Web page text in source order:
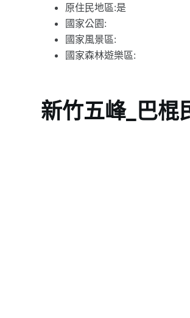
原住民地區:是
國家公園:
國家風景區:
國家森林遊樂區:
新竹五峰_巴棍